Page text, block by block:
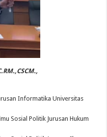
Informatika Universitas
Sosial Politik Jurusan Hukum